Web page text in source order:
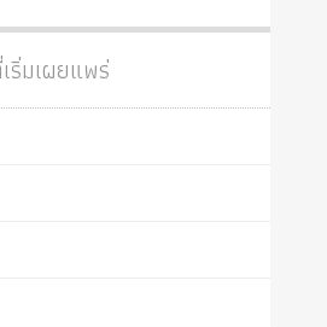
ศาสนาประจำชาติ
าธิปไตย
า
ธรรมชาติ
ริ่มเผยแพร่